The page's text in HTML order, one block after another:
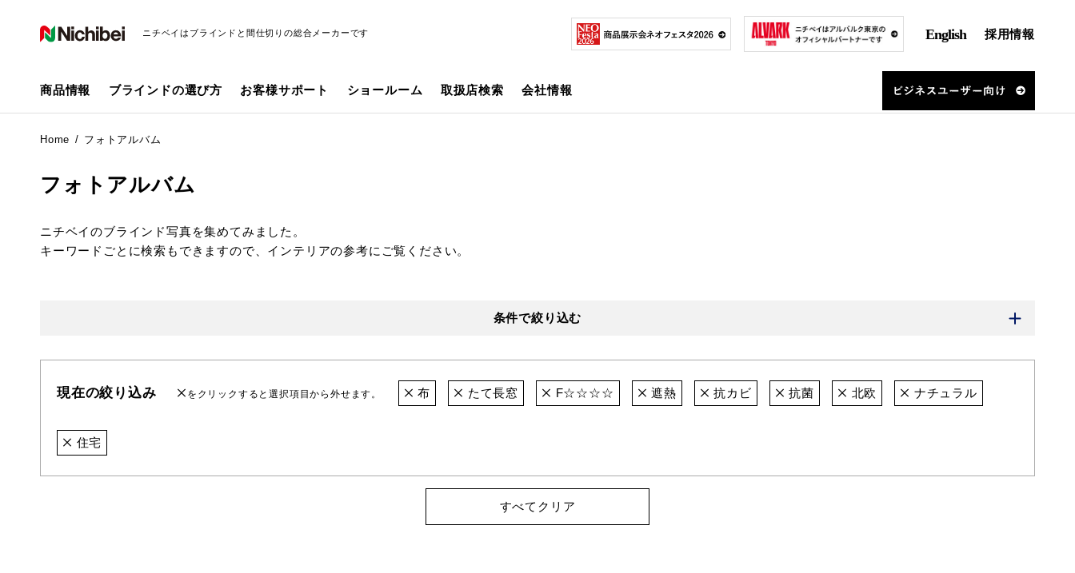
ニチベイはブラインドと間仕切りの総合メーカーです English 採用情報
商品情報 ブラインドの選び方 お客様サポート ショールーム 取扱店検索 会社情報
Home フォトアルバム
フォトアルバム
ニチベイのブラインド写真を集めてみました。
キーワードごとに検索もできますので、インテリアの参考にご覧ください。
条件で絞り込む
現在の絞り込み をクリックすると選択項目から外せます。 布 たて長窓 F☆☆☆☆ 遮熱 抗カビ 抗菌 北欧 ナチュラル
住宅
すべてクリア